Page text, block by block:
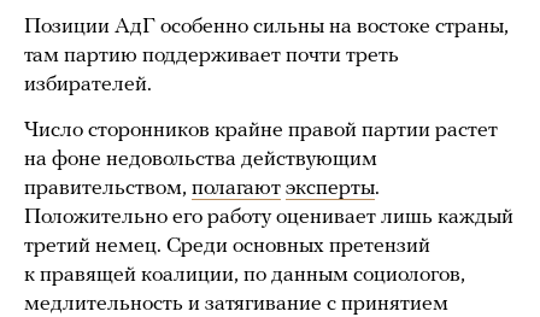
Позиции АдГ особенно сильны на востоке страны,
там партию поддерживает почти треть
избирателей.
Число сторонников крайне правой партии растет
на фоне недовольства действующим
правительством, полагают эксперты.
Положительно его работу оценивает лишь каждый
третий немец. Среди основных претензий
к правящей коалиции, по данным социологов,
медлительность и затягивание с принятием